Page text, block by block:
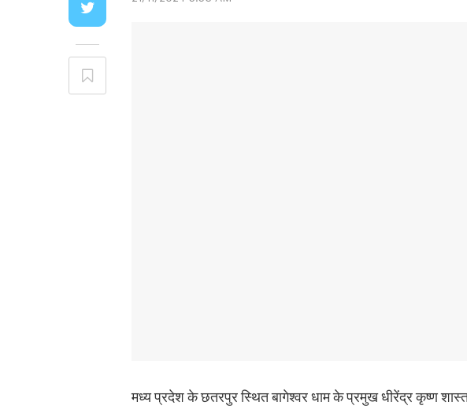
मध्य प्रदेश के छतरपुर स्थित बागेश्वर धाम के प्रमुख धीरेंद्र कृष्ण